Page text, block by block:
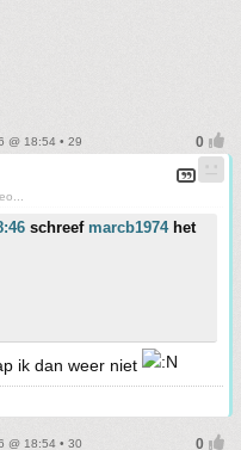
@ 18:54 • 29
schreef marcb1974het
ik dan weer niet
@ 18:54 • 30